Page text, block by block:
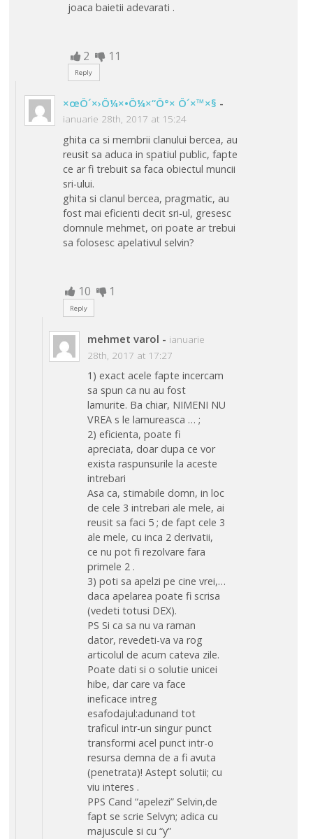
joaca baietii adevarati .
2 11
Reply
×œÖ´×›Ö¼×•Ö¼×“Ö°× Ö´×™×§ -
ianuarie 28th, 2017 at 15:24
ghita ca si membrii clanului bercea, au
reusit sa aduca in spatiul public, fapte
ce ar fi trebuit sa faca obiectul muncii
sri-ului.
ghita si clanul bercea, pragmatic, au
fost mai eficienti decit sri-ul, gresesc
domnule mehmet, ori poate ar trebui
sa folosesc apelativul selvin?
10 1
Reply
mehmet varol - ianuarie
28th, 2017 at 17:27
1) exact acele fapte incercam
sa spun ca nu au fost
lamurite. Ba chiar, NIMENI NU
VREA s le lamureasca … ;
2) eficienta, poate fi
apreciata, doar dupa ce vor
exista raspunsurile la aceste
intrebari
Asa ca, stimabile domn, in loc
de cele 3 intrebari ale mele, ai
reusit sa faci 5 ; de fapt cele 3
ale mele, cu inca 2 derivatii,
ce nu pot fi rezolvare fara
primele 2 .
3) poti sa apelzi pe cine vrei,…
daca apelarea poate fi scrisa
(vedeti totusi DEX).
PS Si ca sa nu va raman
dator, revedeti-va va rog
articolul de acum cateva zile.
Poate dati si o solutie unicei
hibe, dar care va face
ineficace intreg
esafodajul:adunand tot
traficul intr-un singur punct
transformi acel punct intr-o
resursa demna de a fi avuta
(penetrata)! Astept solutii; cu
viu interes .
PPS Cand “apelezi” Selvin,de
fapt se scrie Selvyn; adica cu
majuscule si cu “y”